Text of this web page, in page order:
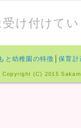
け付けて
と幼稚園の特徴 保育計
Copyright (C) 2015